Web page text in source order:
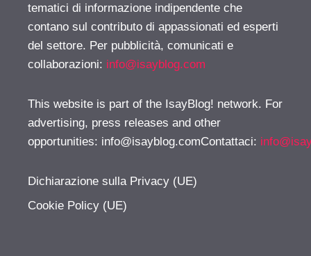
tematici di informazione indipendente che
contano sul contributo di appassionati ed esperti
del settore. Per pubblicità, comunicati e
collaborazioni: info@isayblog.com
This website is part of the IsayBlog! network. For
advertising, press releases and other
opportunities: info@isayblog.comContattaci:
Dichiarazione sulla Privacy (UE)
Cookie Policy (UE)